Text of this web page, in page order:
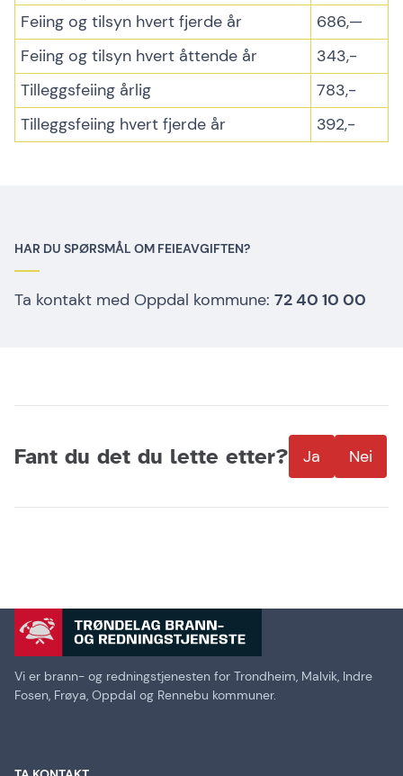
Feiing og tilsyn hvert fjerde år
686,—
Feiing og tilsyn hvert åttende år
343,-
Tilleggsfeiing årlig
783,-
Tilleggsfeiing hvert fjerde år
392,-
HAR DU SPØRSMÅL OM FEIEAVGIFTEN?
Ta kontakt med Oppdal kommune: 72 40 10 00
Fant du det du lette etter? Ja Nei
Vi er brann- og redningstjenesten for Trondheim, Malvik, Indre
Fosen, Frøya, Oppdal og Rennebu kommuner.